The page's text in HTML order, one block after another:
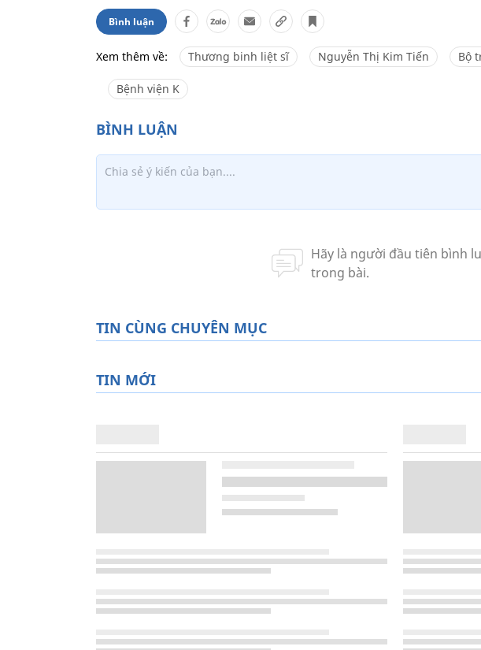
Bình luận
Xem thêm về: Thương binh liệt sĩ Nguyễn Thị Kim Tiến Bộ
Bệnh viện K
TIN CÙNG CHUYÊN MỤC
TIN MỚI